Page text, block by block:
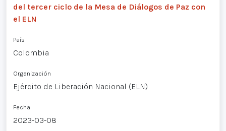
del tercer ciclo de la Mesa de Diálogos de Paz con
el ELN
País
Colombia
Organización
Ejército de Liberación Nacional (ELN)
Fecha
2023-03-08